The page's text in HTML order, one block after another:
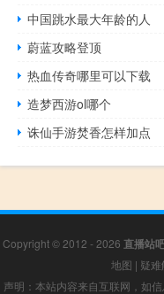
中国跳水最大年龄的人
蔚蓝攻略登顶
热血传奇哪里可以下载
造梦西游ol哪个
诛仙手游焚香怎样加点
Copyright © 2012 - 2026 直播站
地图 | 疑难
声明：本站内容来自互联网，如